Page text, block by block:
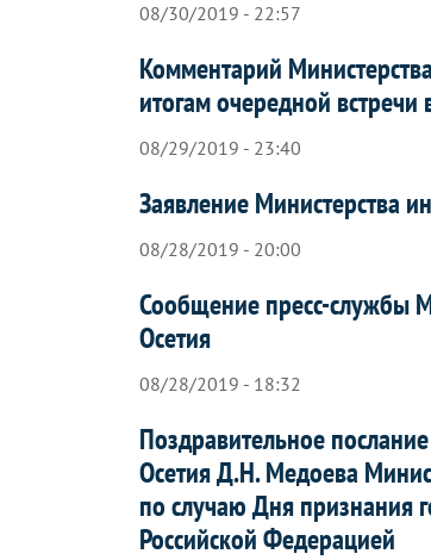
08/30/2019 - 22:57
Комментарий
итогам очередной
08/29/2019 - 23:40
Заявление Министерства
08/28/2019 - 20:00
Сообщение пресс-службы
Осетия
08/28/2019 - 18:32
Поздравительное
Осетия Д.Н. Медоева
по случаю Дня признания
Российской Федерацией